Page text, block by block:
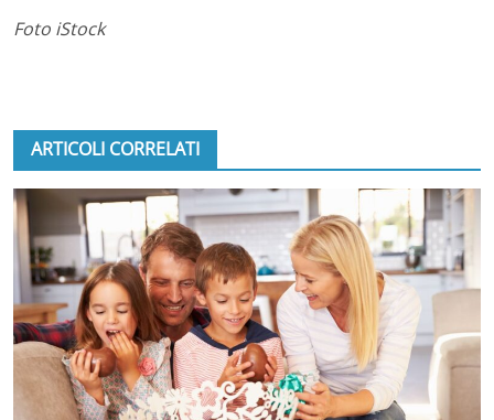
Foto iStock
ARTICOLI CORRELATI